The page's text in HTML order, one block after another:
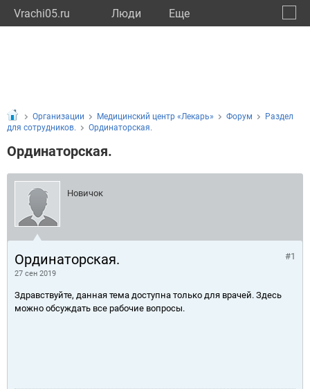
Vrachi05.ru Люди Eще
Организации Медицинский центр «Лекарь» Форум
Раздел
для сотрудников.
Ординаторская.
Ординаторская.
Новичок
Ординаторская.
27 сен 2019
#1
Здравствуйте, данная тема доступна только для врачей. Здесь
можно обсуждать все рабочие вопросы.